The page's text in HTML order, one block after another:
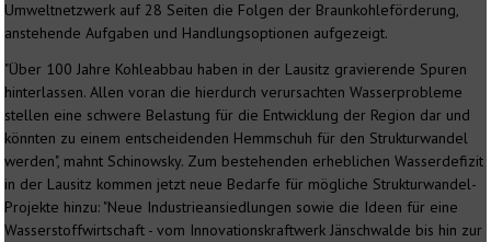
Umweltnetzwerk auf 28 Seiten die Folgen der Braunkohleförderung,
anstehende Aufgaben und Handlungsoptionen aufgezeigt.
"Über 100 Jahre Kohleabbau haben in der Lausitz gravierende Spuren
hinterlassen. Allen voran die hierdurch verursachten Wasserprobleme
stellen eine schwere Belastung für die Entwicklung der Region dar und
könnten zu einem entscheidenden Hemmschuh für den Strukturwandel
werden", mahnt Schinowsky. Zum bestehenden erheblichen Wasserdefizit
in der Lausitz kommen jetzt neue Bedarfe für mögliche Strukturwandel-
Projekte hinzu: "Neue Industrieansiedlungen sowie die Ideen für eine
Wasserstoffwirtschaft - vom Innovationskraftwerk Jänschwalde bis hin zur